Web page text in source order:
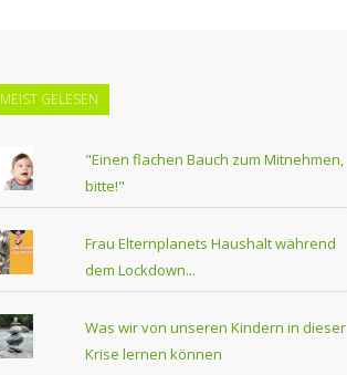
MEIST GELESEN
"Einen flachen Bauch zum Mitnehmen,
bitte!"
Frau Elternplanets Haushalt während
dem Lockdown...
Was wir von unseren Kindern in dieser
Krise lernen können